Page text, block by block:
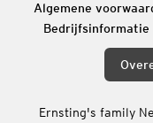
Algemene
Bedrijfsinformatie
Ernsting's family